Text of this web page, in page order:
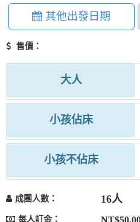
其他出發日期
售價：
大人
小孩佔床
小孩不佔床
成團人數： 16人
每人訂金：